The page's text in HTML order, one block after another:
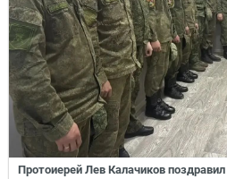
Протоиерей Лев Калачиков